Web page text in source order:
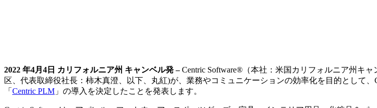
2022 年4月4日 カリフォルニア州 キャンベル発– Centric Software®（本社：米国カリフォルニア州キ
区、代表取締役社長：柿木真澄、以下、丸紅)が、業務やコミュニケーションの効率化を目的として
「 Centric PLM 」の導入を決定したことを発表します。